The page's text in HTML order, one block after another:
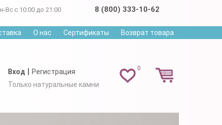
Вс с 10:00 до 21:00 8 (800) 333-10-62
О нас Сертификаты Возврат товара
0
Вход | Регистрация
Только натуральные камни